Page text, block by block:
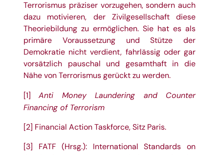
Terrorismus präziser vorzugehen, sondern auch
dazu motivieren, der Zivilgesellschaft diese
Theoriebildung zu ermöglichen. Sie hat es als
primäre Voraussetzung und Stütze der
Demokratie nicht verdient, fahrlässig oder gar
vorsätzlich pauschal und gesamthaft in die
Nähe von Terrorismus gerückt zu werden.
[1]
Anti Money Laundering and Counter
Financing of Terrorism
[2] Financial Action Taskforce, Sitz Paris.
[3]
FATF (Hrsg.): International Standards on